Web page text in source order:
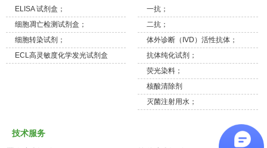
ELISA 试剂盒；
细胞凋亡检测试剂盒；
细胞转染试剂；
ECL高灵敏度化学发光试剂盒
一抗；
二抗；
体外诊断（IVD）活性抗体；
抗体纯化试剂；
荧光染料；
核酸清除剂
灭菌注射用水；
技术服务